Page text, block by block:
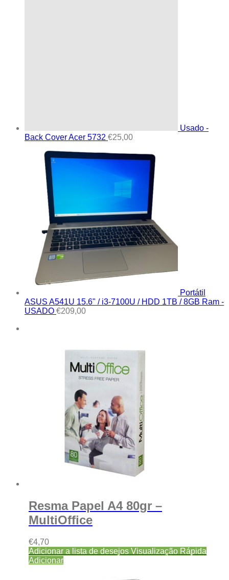
Usado -
Back Cover Acer 5732 €25,00
Portátil
ASUS A541U 15.6" / i3-7100U / HDD 1TB / 8GB Ram -
USADO €209,00
Resma Papel A4 80gr –
MultiOffice
€4,70
Adicionar a lista de desejos Visualização Rápida
Adicionar